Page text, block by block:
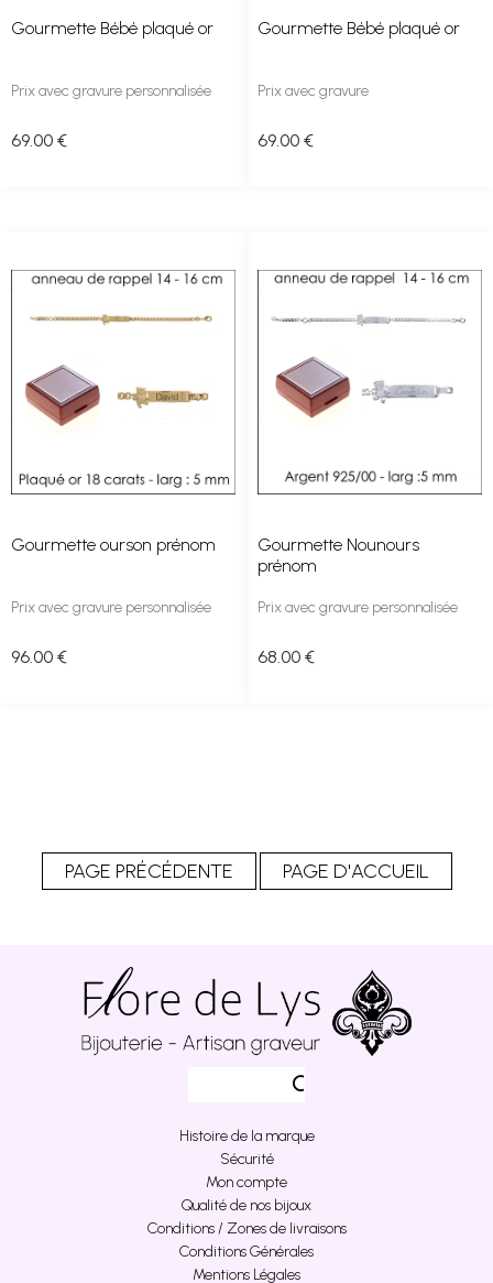
Gourmette Bébé plaqué or
Prix avec gravure personnalisée
69.00 €
Gourmette Bébé plaqué or
Prix avec gravure
69.00 €
Gourmette ourson prénom
Prix avec gravure personnalisée
96.00 €
Gourmette Nounours
prénom
Prix avec gravure personnalisée
68 .00 €
Histoire de la marque
Sécurité
Mon compte
Qualité de nos bijoux
Conditions / Zones de livraisons
Conditions Générales
Mentions Légales